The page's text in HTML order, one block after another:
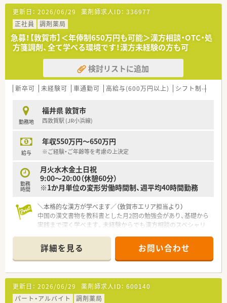
【法人特徴について】
■創業80年を迎える地域密着型の老舗薬局であり、気さくな代
表のもとアットホームな雰囲気で運営されています。
■地域への貢献を最優先に考えており、採算を度外視して無菌調
剤室やドライブスルーを開局するほどの情熱があります。
■一般医薬品や健康食品から介護用品まで幅広く取り扱ってお
り、未病への取り組みを深く学べる環境が整っています。
【職場環境と雰囲気】
■代表自らが現場に入ってスタッフと共に働いており、意見や提
■管理栄養士や登録販売者などの多職種が在籍しているため、専
門知識を共有しながらチーム医療を実践できます。
■店舗の2階には専用の研修室が設けられており、スタッフが自
更新日： 2026/06/29 薬剤師求人ID： 336977
正社員
調剤薬局
急募！【敦賀市】＜年俸制650万円も可能＞漢方相談・OTC・処
方箋調剤、全て学べる環境です！漢方未経験の方も可
検討リストに追加
新卒可 未経験可 車通勤可 高給与(600万円以上) シフト制
勤務地
福井県 敦賀市
西敦賀駅 (JR小浜線)
給与
年収550万円～650万円
※ご経験・ご年齢等を考慮の上決定
勤務
時間
月火水木金土日祝
9:00～20:00（休憩60分）
※1か月単位の変形労働時間制、週平均40時間勤務
＼本格的な漢方が学べます／（敦賀市エリア担当より）
中国の漢文書物を教科書とした月2回の勉強会があり、基礎から
実践まで深く学べます。未経験からでも漢方相談のスペシャリ
＊------------------------------------------＊
【店舗情報と応需状況について】
■1日に120枚から150枚の幅広い処方箋を面対応で応需し、繁
忙期には200枚ほどになることもあります。
■調剤業務が約8割、漢方相談が約2割の割合となっており、漢方
相談は事前予約制でじっくり対応しています。
詳細を見る お問い合わせ
更新日： 2026/06/29 薬剤師求人ID： 600140
パート・アルバイト
調剤薬局